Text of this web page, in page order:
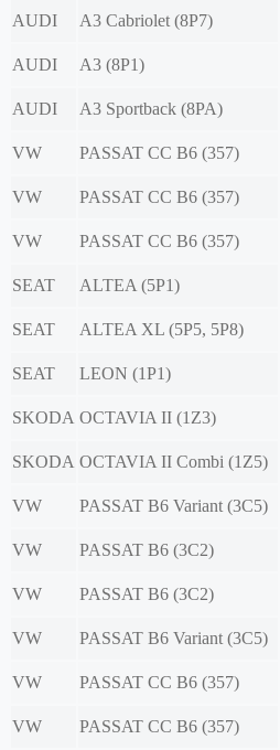
AUDI
A3 Cabriolet (8P7)
AUDI
A3 (8P1)
AUDI
A3 Sportback (8PA)
VW
PASSAT CC B6 (357)
VW
PASSAT CC B6 (357)
VW
PASSAT CC B6 (357)
SEAT
ALTEA (5P1)
SEAT
ALTEA XL (5P5, 5P8)
SEAT
LEON (1P1)
SKODA OCTAVIA II (1Z3)
SKODA OCTAVIA II Combi (1Z5)
VW
PASSAT B6 Variant (3C5)
VW
PASSAT B6 (3C2)
VW
PASSAT B6 (3C2)
VW
PASSAT B6 Variant (3C5)
VW
PASSAT CC B6 (357)
VW
PASSAT CC B6 (357)